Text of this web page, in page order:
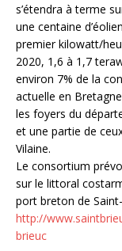
s’étendra à terme
une centaine
premier kilowatt/
2020, 1,6 à 1,7
environ 7% de la
actuelle en
les foyers du
et une partie de
Vilaine.
Le consortium
sur le littoral
port breton de
http://
brieuc